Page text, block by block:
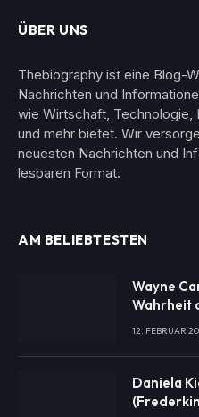
ÜBER UNS
Thebiography ist eine Blog-
Nachrichten und
wie Wirtschaft,
und mehr bietet. Wir
neuesten Nachrichten und
lesbaren Format.
AM BELIEBTESTEN
Wayne
Wahrheit
12. FEBRUAR
Daniela